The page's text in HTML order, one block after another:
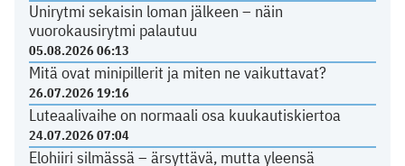
Unirytmi sekaisin loman jälkeen – näin
vuorokausirytmi palautuu
05.08.2026 06:13
Mitä ovat minipillerit ja miten ne vaikuttavat?
26.07.2026 19:16
Luteaalivaihe on normaali osa kuukautiskiertoa
24.07.2026 07:04
Elohiiri silmässä – ärsyttävä, mutta yleensä